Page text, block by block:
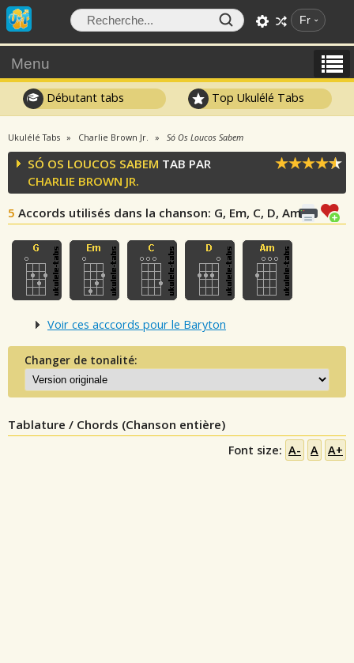
Fr
Menu
Débutant tabs Top Ukulélé Tabs
Ukulélé Tabs Charlie Brown Jr. Só Os Loucos Sabem
SÓ OS LOUCOS SABEM TAB PAR
CHARLIE BROWN JR.
5 Accords utilisés dans la chanson: G, Em, C, D, Am
Voir ces acccords pour le Baryton
Changer de tonalité:
Tablature / Chords (Chanson entière)
Font size: A- A A+